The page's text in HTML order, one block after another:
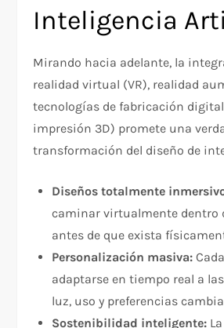
Inteligencia
Mirando hacia adelante, la
realidad virtual (VR), realidad
tecnologías de fabricación
impresión 3D) promete una
transformación del diseño de
Diseños totalmente
caminar virtualmente dentro
antes de que exista
Personalización masiva:
adaptarse en tiempo real a
luz, uso y preferencias
Sostenibilidad inteligente: